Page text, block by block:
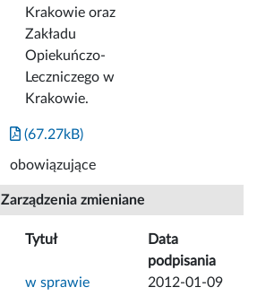
Krakowie oraz
Zakładu
Opiekuńczo-
Leczniczego w
Krakowie.
(67.27kB)
obowiązujące
Zarządzenia zmieniane
Tytuł
Data
podpisania
w sprawie
2012-01-09